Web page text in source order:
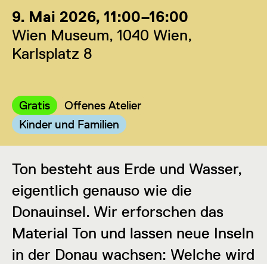
9. Mai 2026, 11:00–16:00
Wien Museum, 1040 Wien,
Karlsplatz 8
Kategorie:
Gratis Kategorie:
Offenes Atelier
Kategorie:
Kinder und Familien
Ton besteht aus Erde und Wasser,
eigentlich genauso wie die
Donauinsel. Wir erforschen das
Material Ton und lassen neue Inseln
in der Donau wachsen: Welche wird